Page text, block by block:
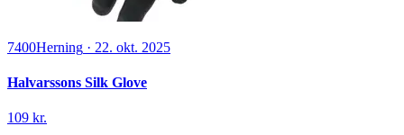
7400Herning · 22. okt. 2025
Halvarssons Silk Glove
109 kr.